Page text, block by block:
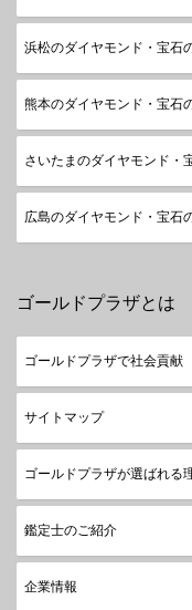
浜松のダイヤモンド・宝石
熊本のダイヤモンド・宝石
さいたまのダイヤモンド・
広島のダイヤモンド・宝石
ゴールドプラザとは
ゴールドプラザで社会貢献
サイトマップ
ゴールドプラザが選ばれる
鑑定士のご紹介
企業情報